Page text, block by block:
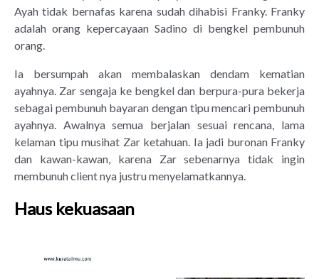
Ayah tidak bernafas karena sudah dihabisi Franky. Franky
adalah orang kepercayaan Sadino di bengkel pembunuh
orang.
Ia bersumpah akan membalaskan dendam kematian
ayahnya. Zar sengaja ke bengkel dan berpura-pura bekerja
sebagai pembunuh bayaran dengan tipu mencari pembunuh
ayahnya. Awalnya semua berjalan sesuai rencana, lama
kelaman tipu musihat Zar ketahuan. Ia jadi buronan Franky
dan kawan-kawan, karena Zar sebenarnya tidak ingin
membunuh client nya justru menyelamatkannya.
Haus kekuasaan